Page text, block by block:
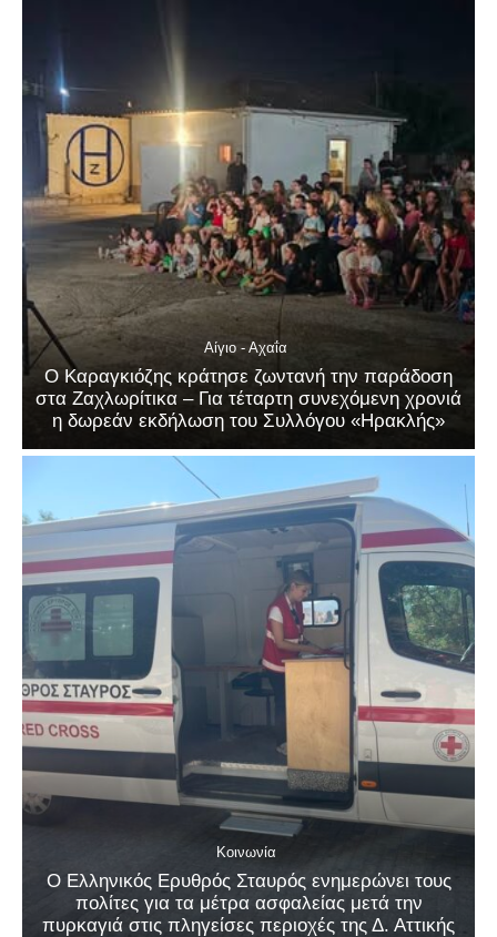
Αίγιο - Αχαΐα
Ο Καραγκιόζης κράτησε ζωντανή την παράδοση
στα Ζαχλωρίτικα – Για τέταρτη συνεχόμενη χρονιά
η δωρεάν εκδήλωση του Συλλόγου «Ηρακλής»
Κοινωνία
Ο Ελληνικός Ερυθρός Σταυρός ενημερώνει τους
πολίτες για τα μέτρα ασφαλείας μετά την
πυρκαγιά στις πληγείσες περιοχές της Δ. Αττικής